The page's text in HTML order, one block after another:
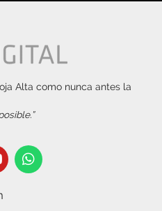
Alta como nunca antes la